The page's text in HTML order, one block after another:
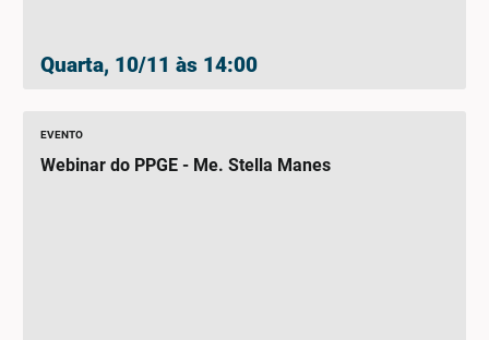
Quarta, 10/11 às 14:00
EVENTO
Webinar do PPGE - Me. Stella Manes